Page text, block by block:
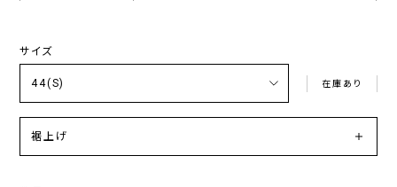
サイズ
在庫あり
裾上げ